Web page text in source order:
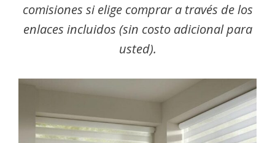
comisiones si elige comprar a través de los
enlaces incluidos (sin costo adicional para
usted).